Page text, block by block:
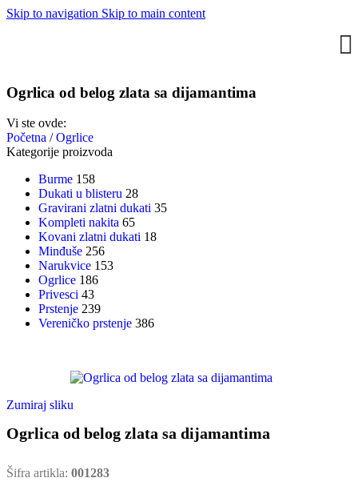
Skip to navigation Skip to main content
Ogrlica od belog zlata sa dijamantima
Vi ste ovde:
Početna / Ogrlice
Kategorije proizvoda
Burme 158
Dukati u blisteru 28
Gravirani zlatni dukati 35
Kompleti nakita 65
Kovani zlatni dukati 18
Minđuše 256
Narukvice 153
Ogrlice 186
Privesci 43
Prstenje 239
Vereničko prstenje 386
Zumiraj sliku
Ogrlica od belog zlata sa dijamantima
Šifra artikla: 001283